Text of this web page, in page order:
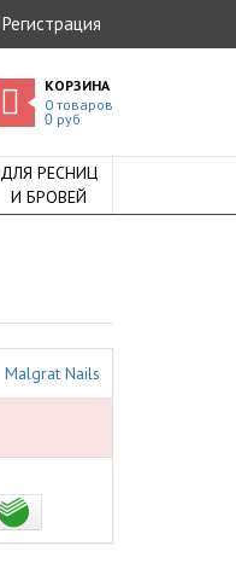
Регистрация
КОРЗИНА
0 товаров
0руб
ДЛЯ РЕСНИЦ
И БРОВЕЙ
Malgrat Nails